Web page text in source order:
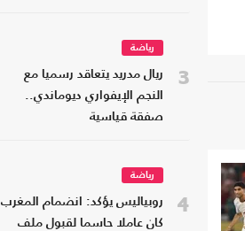
3
رياضة
ريال مدريد يتعاقد رسميا مع
النجم الإيفواري ديوماندي..
صفقة قياسية
4
رياضة
روبياليس يؤكد: انضمام المغرب
كان عاملا حاسما لقبول ملف